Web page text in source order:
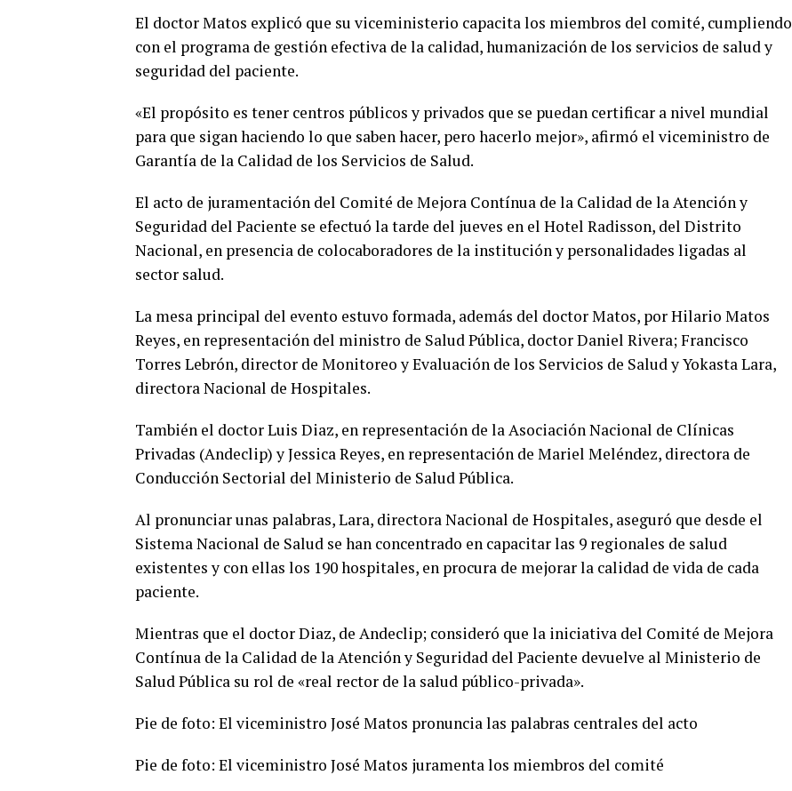
El doctor Matos explicó que su viceministerio capacita los miembros del comité, cumpliendo
con el programa de gestión efectiva de la calidad, humanización de los servicios de salud y
seguridad del paciente.
«El propósito es tener centros públicos y privados que se puedan certificar a nivel mundial
para que sigan haciendo lo que saben hacer, pero hacerlo mejor», afirmó el viceministro de
Garantía de la Calidad de los Servicios de Salud.
El acto de juramentación del Comité de Mejora Contínua de la Calidad de la Atención y
Seguridad del Paciente se efectuó la tarde del jueves en el Hotel Radisson, del Distrito
Nacional, en presencia de colocaboradores de la institución y personalidades ligadas al
sector salud.
La mesa principal del evento estuvo formada, además del doctor Matos, por Hilario Matos
Reyes, en representación del ministro de Salud Pública, doctor Daniel Rivera; Francisco
Torres Lebrón, director de Monitoreo y Evaluación de los Servicios de Salud y Yokasta Lara,
directora Nacional de Hospitales.
También el doctor Luis Diaz, en representación de la Asociación Nacional de Clínicas
Privadas (Andeclip) y Jessica Reyes, en representación de Mariel Meléndez, directora de
Conducción Sectorial del Ministerio de Salud Pública.
Al pronunciar unas palabras, Lara, directora Nacional de Hospitales, aseguró que desde el
Sistema Nacional de Salud se han concentrado en capacitar las 9 regionales de salud
existentes y con ellas los 190 hospitales, en procura de mejorar la calidad de vida de cada
paciente.
Mientras que el doctor Diaz, de Andeclip; consideró que la iniciativa del Comité de Mejora
Contínua de la Calidad de la Atención y Seguridad del Paciente devuelve al Ministerio de
Salud Pública su rol de «real rector de la salud público-privada».
Pie de foto: El viceministro José Matos pronuncia las palabras centrales del acto
Pie de foto: El viceministro José Matos juramenta los miembros del comité